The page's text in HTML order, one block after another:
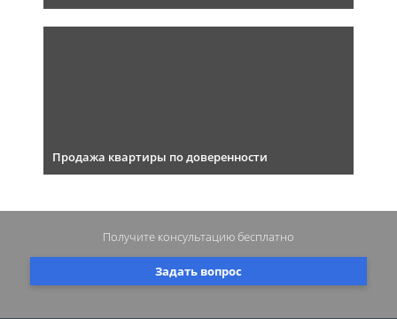
Продажа квартиры по доверенности
Задать вопрос
Получите консультацию бесплатно